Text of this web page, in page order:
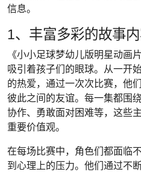
信息。
1、丰富多彩的故事
《小小足球梦幼儿版明星动画
吸引着孩子们的眼球。从一开
的热爱，通过一次次比赛，他
彼此之间的友谊。每一集都围
协作、勇敢面对困难等，这些
重要价值观。
在每场比赛中，角色们都面临
到心理上的压力。他们通过不